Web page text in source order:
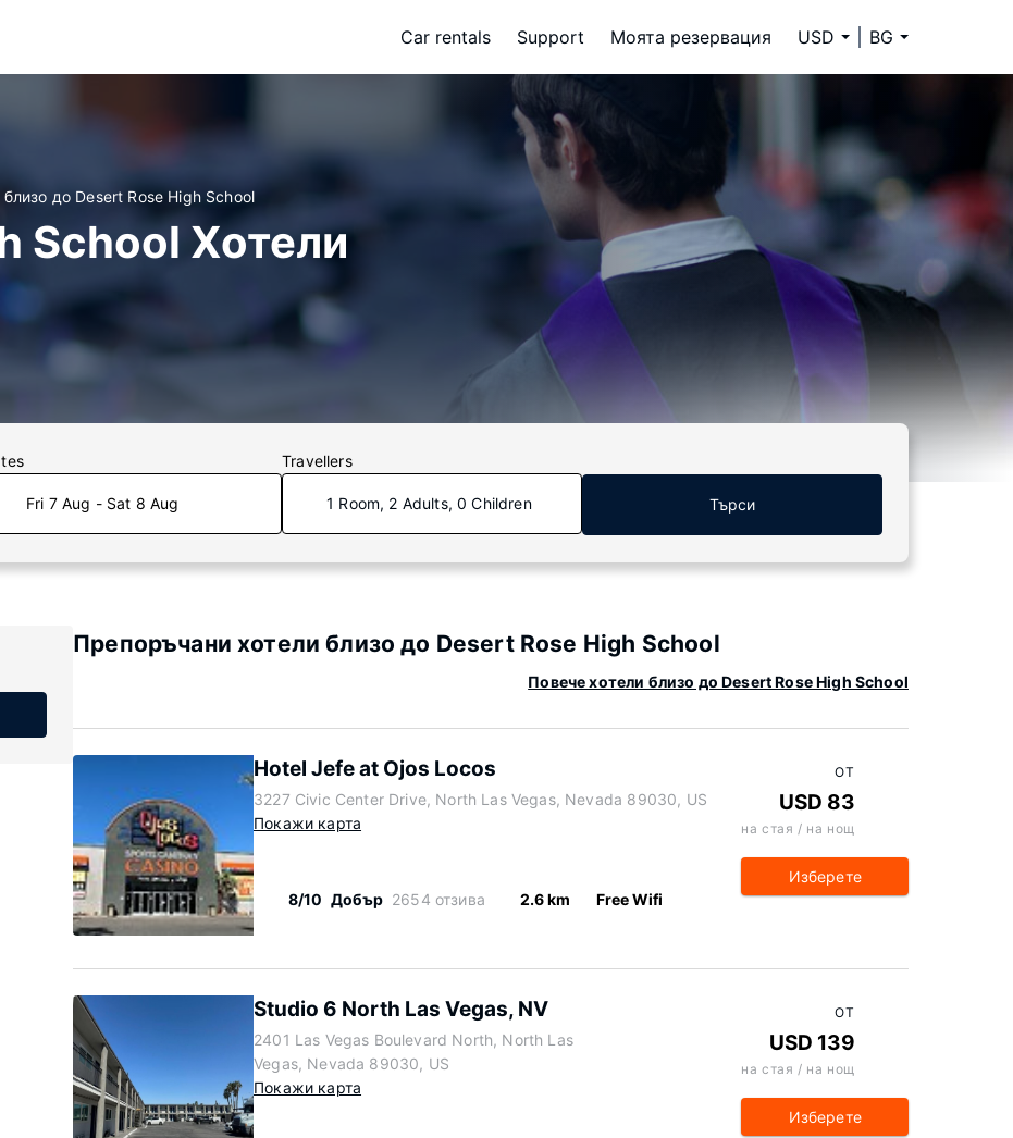
Car rentals Support Моята резервация USD BG
близо до Desert Rose High School
School Хотели
Fri 7 Aug - Sat 8 Aug
Travellers
1 Room, 2 Adults, 0 Children Търси
Препоръчани хотели близо до Desert Rose High School
Повече хотели близо до Desert Rose High School
Hotel Jefe at Ojos Locos
3227 Civic Center Drive, North Las Vegas, Nevada 89030, US
Покажи карта
8/10 Добър 2654 отзива 2.6 km Free Wifi
ОТ
USD 83
на стая / на нощ
Изберете
Studio 6 North Las Vegas, NV
2401 Las Vegas Boulevard North, North Las
Vegas, Nevada 89030, US
Покажи карта
ОТ
USD 139
на стая / на нощ
Изберете